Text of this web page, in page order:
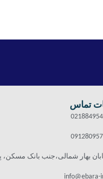
تماس
بهار شمالی،جنب بانک مسکن،
info@ebara-